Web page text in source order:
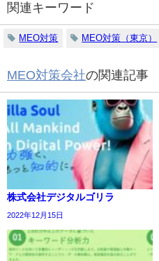
関連キーワード
MEO対策 MEO対策（東京）
MEO対策会社の関連記事
株式会社デジタルゴリラ
2022年12月15日